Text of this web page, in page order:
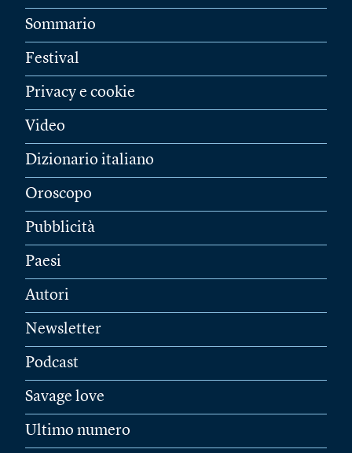
Sommario
Festival
Privacy e cookie
Video
Dizionario italiano
Oroscopo
Pubblicità
Paesi
Autori
Newsletter
Podcast
Savage love
Ultimo numero